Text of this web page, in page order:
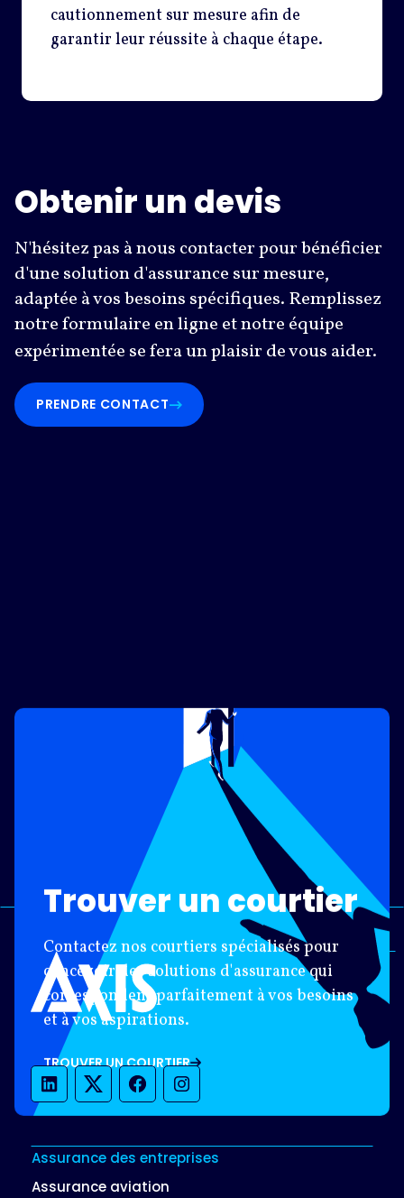
cautionnement sur mesure afin de
garantir leur réussite à chaque étape.
Obtenir un devis
N'hésitez pas à nous contacter pour bénéficier
d'une solution d'assurance sur mesure,
adaptée à vos besoins spécifiques. Remplissez
notre formulaire en ligne et notre équipe
expérimentée se fera un plaisir de vous aider.
PRENDRE CONTACT
Trouver un courtier
Contactez nos courtiers spécialisés pour
concevoir des solutions d'assurance qui
correspondent parfaitement à vos besoins
et à vos aspirations.
TROUVER UN COURTIER
LinkedInTwitterFacebookInstagram
Assurance des entreprises
Assurance aviation